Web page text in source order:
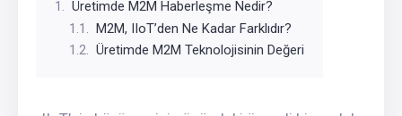
Üretimde M2M Haberleşme Nedir?
M2M, IIoT’den Ne Kadar Farklıdır?
Üretimde M2M Teknolojisinin Değeri